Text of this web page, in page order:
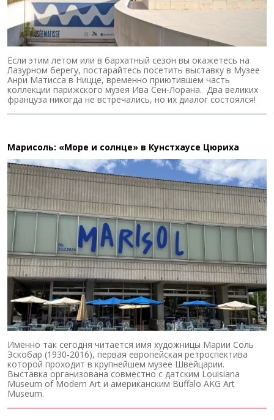
Если этим летом или в бархатный сезон вы окажетесь на
Лазурном берегу, постарайтесь посетить выставку в Музее
Анри Матисса в Ницце, временно приютившем часть
коллекции парижского музея Ива Сен-Лорана. Два великих
француза никогда не встречались, но их диалог состоялся!
Марисоль: «Море и солнце» в Кунстхаусе Цюриха
Именно так сегодня читается имя художницы Марии Соль
Эскобар (1930-2016), первая европейская ретроспектива
которой проходит в крупнейшем музее Швейцарии.
Выставка организована совместно с датским Louisiana
Museum of Modern Art и американским Buffalo AKG Art
Museum.